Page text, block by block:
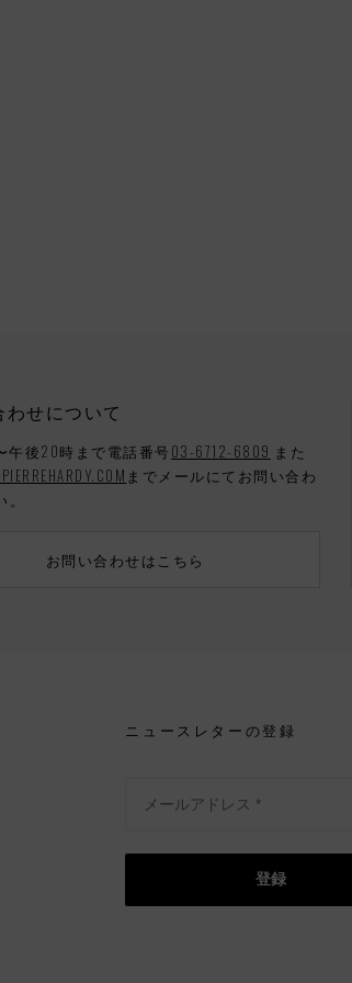
わせについて
午後20時まで電話番号03-6712-6809 また
までメールにてお問い合わ
お問い合わせはこちら
ニュースレターの登録
登録